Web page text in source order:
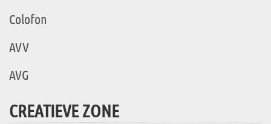
Colofon
AVV
AVG
CREATIEVE ZONE